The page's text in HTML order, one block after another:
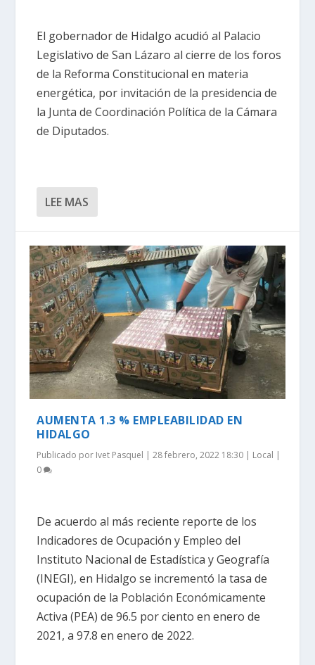
El gobernador de Hidalgo acudió al Palacio
Legislativo de San Lázaro al cierre de los foros
de la Reforma Constitucional en materia
energética, por invitación de la presidencia de
la Junta de Coordinación Política de la Cámara
de Diputados.
LEE MAS
AUMENTA 1.3 % EMPLEABILIDAD EN
HIDALGO
Publicado por Ivet Pasquel |28 febrero, 2022 18:30 | Local |
0
De acuerdo al más reciente reporte de los
Indicadores de Ocupación y Empleo del
Instituto Nacional de Estadística y Geografía
(INEGI), en Hidalgo se incrementó la tasa de
ocupación de la Población Económicamente
Activa (PEA) de 96.5 por ciento en enero de
2021, a 97.8 en enero de 2022.